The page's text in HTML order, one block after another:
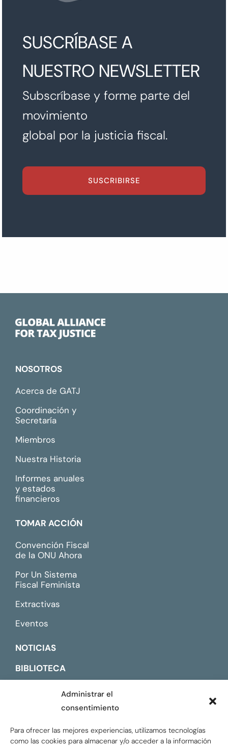
Administrar el
consentimiento
Para ofrecer las mejores experiencias, utilizamos tecnologías
como las cookies para almacenar y/o acceder a la información
SUSCRÍBASE A
NUESTRO NEWSLETTER
Subscríbase y forme parte del
movimiento
global por la justicia fiscal.
SUSCRIBIRSE
NOSOTROS
Acerca de GATJ
Coordinación y
Secretaría
Miembros
Nuestra Historia
Informes anuales
y estados
financieros
TOMAR ACCIÓN
Convención Fiscal
de la ONU Ahora
Por Un Sistema
Fiscal Feminista
Extractivas
Eventos
NOTICIAS
BIBLIOTECA